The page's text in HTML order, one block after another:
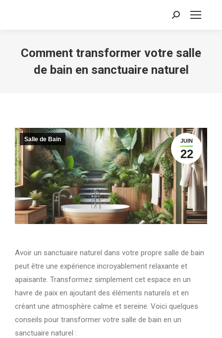
Recherche
Comment transformer votre salle
de bain en sanctuaire naturel
JUIN
22
Salle de Bain
Avoir un sanctuaire naturel dans votre propre salle de bain
peut être une expérience incroyablement relaxante et
apaisante. Transformez simplement cet espace en un
havre de paix en ajoutant des éléments naturels et en
créant une atmosphère calme et sereine. Voici quelques
conseils pour transformer votre salle de bain en un
sanctuaire naturel :